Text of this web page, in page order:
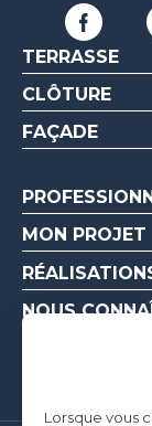
TERRASSE
CLÔTURE
FAÇADE
MON PROJET
NOUS
Lorsque vous